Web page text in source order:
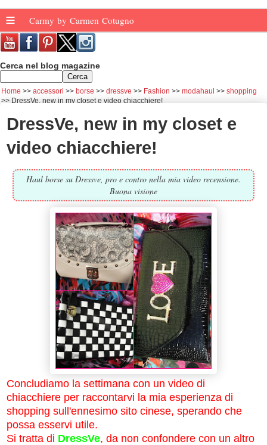
≡ Carmy by Carmen Cotugno
Cerca nel blog magazine
Home accessori borse dressve Fashion modahaul
shopping
DressVe, new in my closet e video chiacchiere!
DressVe, new in my closet e
video chiacchiere!
Haul borse su Dressve, pro e contro nella mia video recensione.
Buona visione
Concludiamo la settimana con un video di
chiacchiere per raccontarvi la mia esperienza di
shopping sull'ennesimo sito cinese, sperando che
possa esservi utile.
Si tratta di DressVe, da non confondere con un altro